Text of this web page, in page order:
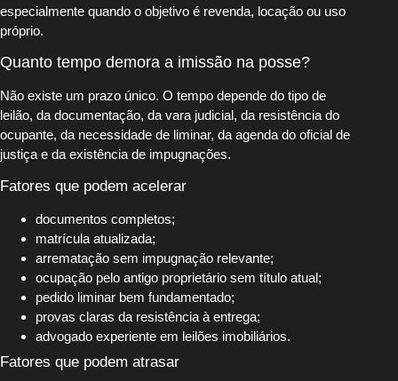
especialmente quando o objetivo é revenda, locação ou uso
próprio.
Quanto tempo demora a imissão na posse?
Não existe um prazo único. O tempo depende do tipo de
leilão, da documentação, da vara judicial, da resistência do
ocupante, da necessidade de liminar, da agenda do oficial de
justiça e da existência de impugnações.
Fatores que podem acelerar
documentos completos;
matrícula atualizada;
arrematação sem impugnação relevante;
ocupação pelo antigo proprietário sem título atual;
pedido liminar bem fundamentado;
provas claras da resistência à entrega;
advogado experiente em leilões imobiliários.
Fatores que podem atrasar